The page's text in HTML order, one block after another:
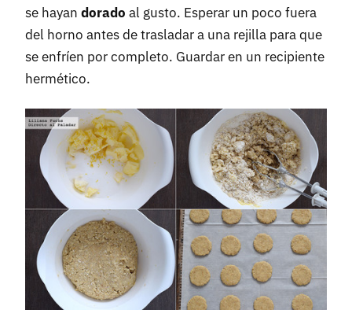
se hayan dorado al gusto. Esperar un poco fuera
del horno antes de trasladar a una rejilla para que
se enfríen por completo. Guardar en un recipiente
hermético.